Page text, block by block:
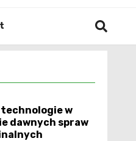
technologie w
dawnych spraw